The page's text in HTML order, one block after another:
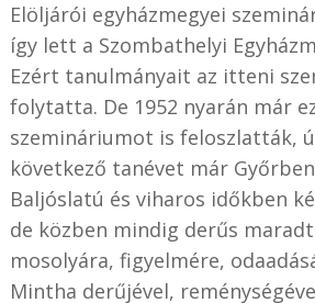
Elöljárói egyházmegyei
így lett a Szombathelyi
Ezért tanulmányait az itteni
folytatta. De 1952 nyarán már
szemináriumot is feloszlatták,
következő tanévet már
Baljóslatú és viharos időkben
de közben mindig derűs
mosolyára, figyelmére,
Mintha derűjével,